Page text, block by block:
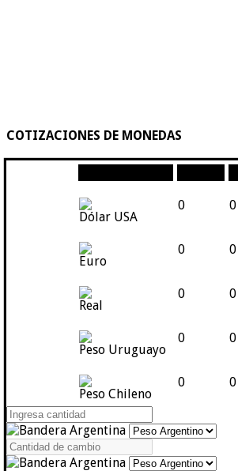
COTIZACIONES DE MONEDAS
Dólar USA
0 0
Euro
0 0
Real
0 0
Peso Uruguayo
0 0
Peso Chileno
0 0